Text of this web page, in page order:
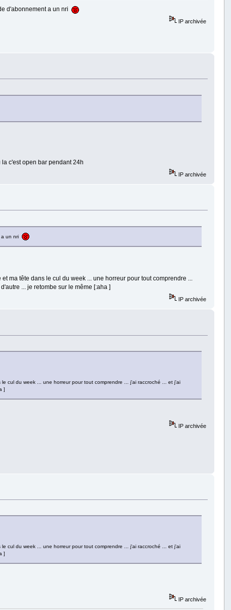
d'abonnement a un nri
IP archivée
c'est open bar pendant 24h
IP archivée
a un nri
ma tête dans le cul du week ... une horreur pour tout comprendre ...
... je retombe sur le même [:aha ]
IP archivée
cul du week ... une horreur pour tout comprendre ... j'ai raccroché ... et j'ai
]
IP archivée
cul du week ... une horreur pour tout comprendre ... j'ai raccroché ... et j'ai
]
IP archivée